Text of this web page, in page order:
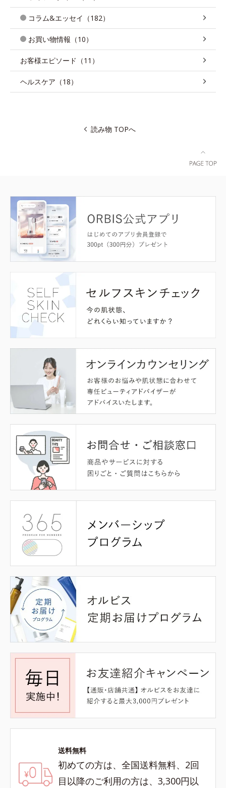
コラム&エッセイ（182）
お買い物情報（10）
お客様エピソード（11）
ヘルスケア（18）
読み物 TOPへ
送料無料
初めての方は、全国送料無料、2回
目以降のご利用の方は、3,300円以